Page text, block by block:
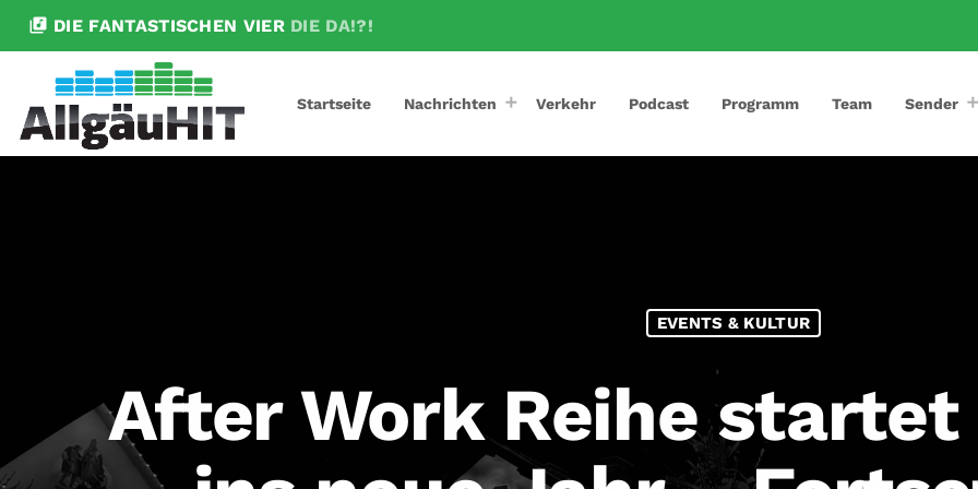
library_music DIE FANTASTISCHEN VIER DIE DA!?!
Startseite Nachrichten Verkehr Podcast Programm Team Sender
EVENTS & KULTUR
After Work Reihe